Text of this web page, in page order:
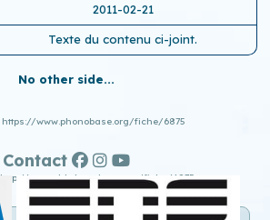
2011-02-21
Texte du contenu ci-joint.
No other side...
https://www.phonobase.org/fiche/6875
http://www.old.phonobase.org/fiche/6875
Contact